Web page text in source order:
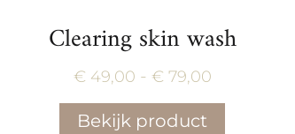
Clearing skin wash
€ 49,00 - € 79,00Prijsklasse:
€ 49,00
Bekijk product